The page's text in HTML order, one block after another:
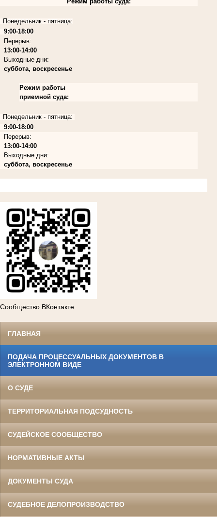
Понедельник - пятница:
9:00-18:00
Перерыв:
13:00-14:00
Выходные дни:
суббота, воскресенье
Режим работы
приемной суда:
Понедельник - пятница:
9:00-18:00
Перерыв:
13:00-14:00
Выходные дни:
суббота, воскресенье
Сообщество ВКонтакте
ГЛАВНАЯ
ПОДАЧА ПРОЦЕССУАЛЬНЫХ ДОКУМЕНТОВ В
ЭЛЕКТРОННОМ ВИДЕ
О СУДЕ
ТЕРРИТОРИАЛЬНАЯ ПОДСУДНОСТЬ
СУДЕЙСКОЕ СООБЩЕСТВО
НОРМАТИВНЫЕ АКТЫ
ДОКУМЕНТЫ СУДА
СУДЕБНОЕ ДЕЛОПРОИЗВОДСТВО